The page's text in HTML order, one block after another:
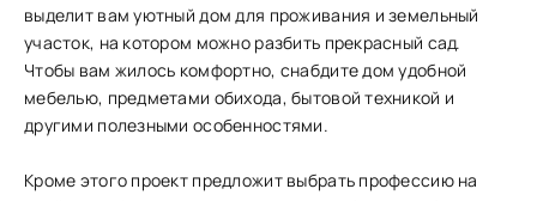
выделит вам уютный дом для проживания и земельный
участок, на котором можно разбить прекрасный сад.
Чтобы вам жилось комфортно, снабдите дом удобной
мебелью, предметами обихода, бытовой техникой и
другими полезными особенностями.
Кроме этого проект предложит выбрать профессию на